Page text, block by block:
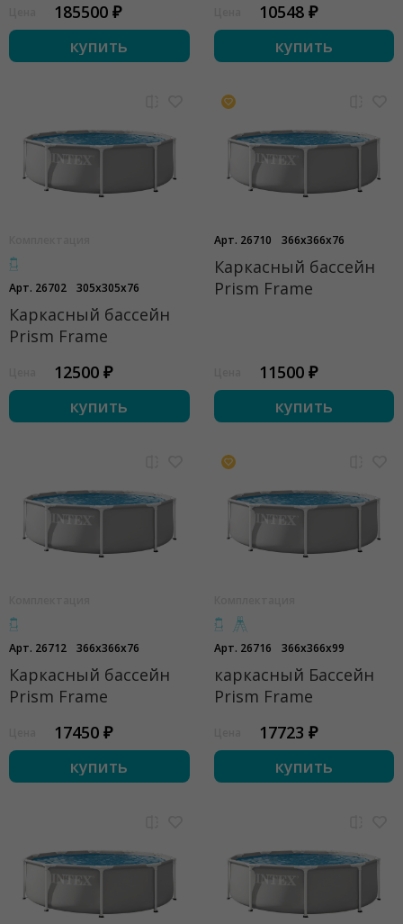
185500 ₽
купить
10548 ₽
купить
Арт. 26702 305x305x76
Каркасный бассейн
Prism Frame
12500 ₽
купить
Арт. 26710 366x366x76
Каркасный бассейн
Prism Frame
11500 ₽
купить
Арт. 26712 366x366x76
Каркасный бассейн
Prism Frame
17450 ₽
купить
Арт. 26716 366x366x99
каркасный Бассейн
Prism Frame
17723 ₽
купить